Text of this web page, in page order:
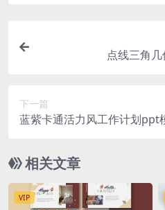
点线三角
下一篇
蓝紫卡通活力风工作计划ppt
相关文章
VIP